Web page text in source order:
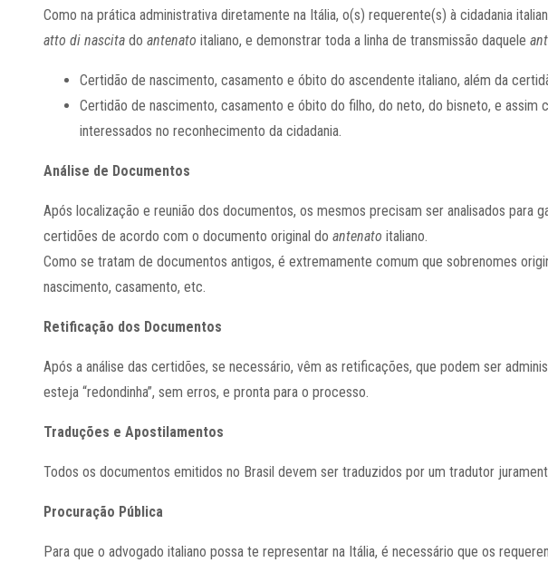
Como na prática administrativa diretamente na Itália, o(s) requerente(s) à cidadania
atto di nascita do antenato italiano, e demonstrar toda a linha de transmissão daquele
Certidão de nascimento, casamento e óbito do ascendente italiano, além da
Certidão de nascimento, casamento e óbito do filho, do neto, do bisneto, e
interessados no reconhecimento da cidadania.
Análise de Documentos
Após localização e reunião dos documentos, os mesmos precisam ser analisados
certidões de acordo com o documento original do antenato italiano.
Como se tratam de documentos antigos, é extremamente comum que sobrenomes
nascimento, casamento, etc.
Retificação dos Documentos
Após a análise das certidões, se necessário, vêm as retificações, que podem ser
esteja “redondinha”, sem erros, e pronta para o processo.
Traduções e Apostilamentos
Todos os documentos emitidos no Brasil devem ser traduzidos por um tradutor
Procuração Pública
Para que o advogado italiano possa te representar na Itália, é necessário que os